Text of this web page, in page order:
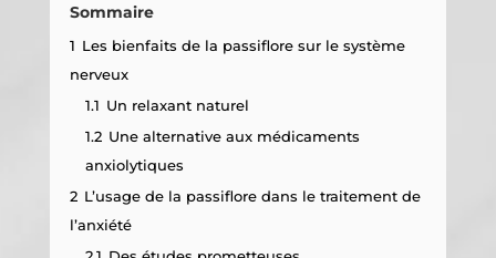
Sommaire
1 Les bienfaits de la passiflore sur le système
nerveux
1.1 Un relaxant naturel
1.2 Une alternative aux médicaments
anxiolytiques
2 L’usage de la passiflore dans le traitement de
l’anxiété